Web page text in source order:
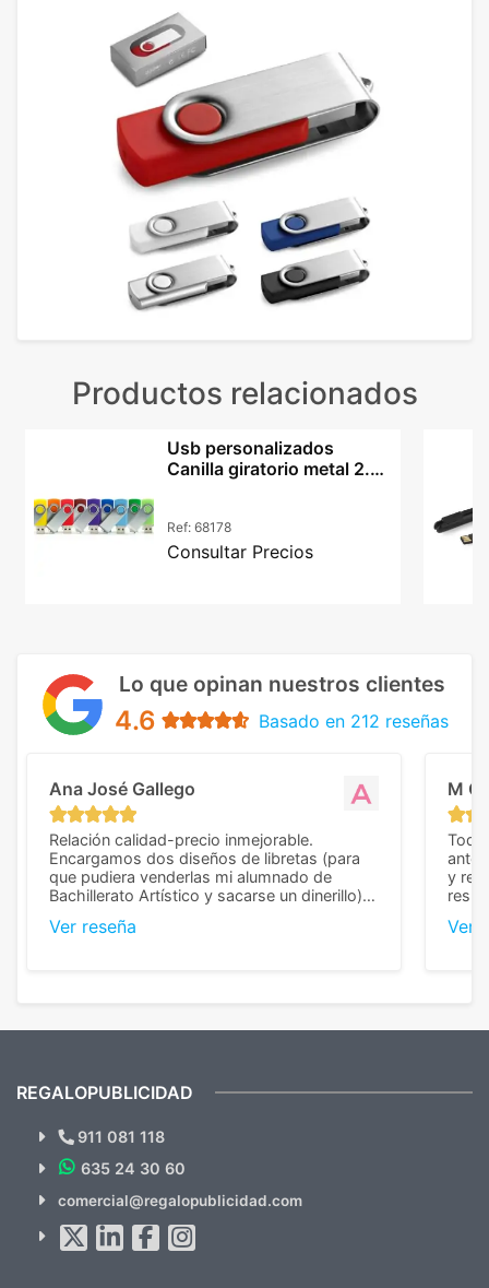
Productos relacionados
Usb personalizados
Canilla giratorio metal 2.0
Ref: 68178
Consultar Precios
Lo que opinan nuestros clientes
4.6 Basado en 212 reseñas
Ana José Gallego
Relación calidad-precio inmejorable.
Encargamos dos diseños de libretas (para
que pudiera venderlas mi alumnado de
Bachillerato Artístico y sacarse un dinerillo) y
diferencia, con libretas de muy buena calidad
Ver reseña
M C
Todo
y
Ver
¿Quieres ver nuestras últimas
Novedades y Ofertas?
hacemos Spam)
REGALOPUBLICIDAD
911 081 118
635 24 30 60
comercial@regalopublicidad.com